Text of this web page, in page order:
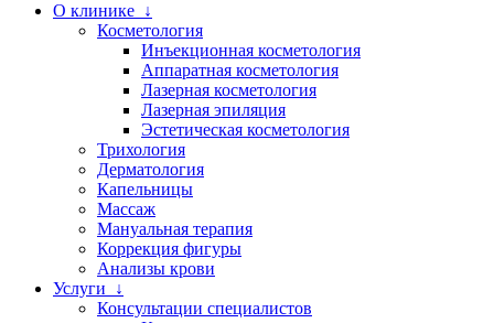
О клинике ↓
Косметология
Инъекционная косметология
Аппаратная косметология
Лазерная косметология
Лазерная эпиляция
Эстетическая косметология
Трихология
Дерматология
Капельницы
Массаж
Мануальная терапия
Коррекция фигуры
Анализы крови
Услуги ↓
Консультации специалистов